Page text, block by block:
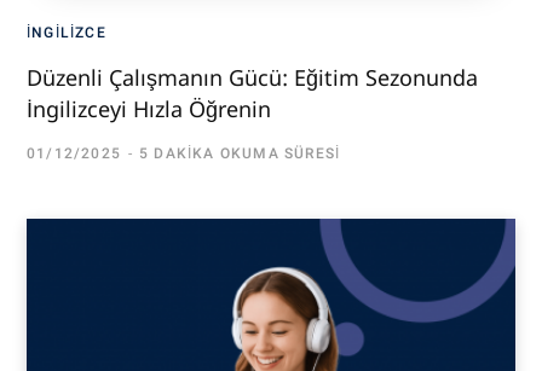
İNGILIZCE
Düzenli Çalışmanın Gücü: Eğitim Sezonunda
İngilizceyi Hızla Öğrenin
01/12/2025 5 DAKIKA OKUMA SÜRESI